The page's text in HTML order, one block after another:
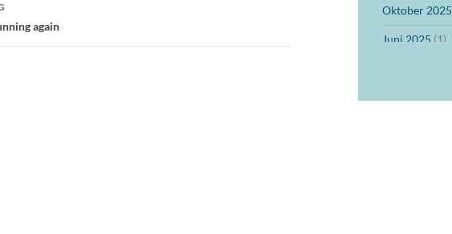
again
Oktober 2025
Juni 2025 (1)